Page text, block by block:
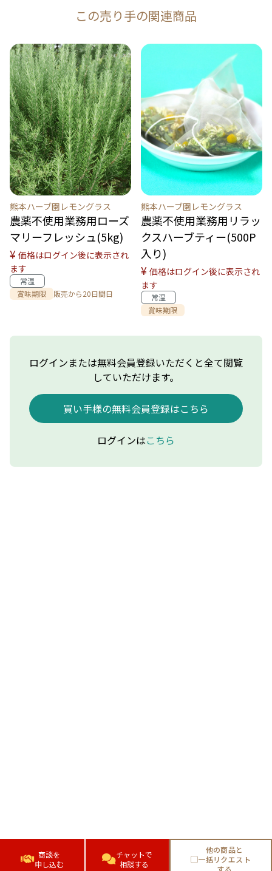
この売り手の関連商品
熊本ハーブ園レモングラス
農薬不使用業務用ローズ
マリーフレッシュ(5kg)
¥ 価格はログイン後に表示され
ます
常温
賞味期限
販売から20日間日
熊本ハーブ園レモングラス
農薬不使用業務用リラッ
クスハーブティー(500P
入り)
¥ 価格はログイン後に表示され
ます
常温
賞味期限
ログインまたは無料会員登録いただくと全て閲覧
していただけます。
買い手様の無料会員登録はこちら
ログインはこちら
商談を
申し込む
チャットで
相談する
他の商品と
一括リクエスト
する